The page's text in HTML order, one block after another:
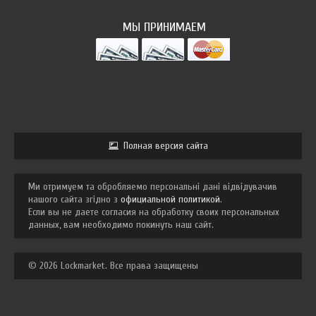
МЫ ПРИНИМАЕМ
Полная версия сайта
Ми отримуем та обробляемо персональні дані відвідувачив
нашого сайта згідно з официальной политикой.
Если вы не даете согласия на обработку своих персональных
данных, вам необходимо покинуть наш сайт.
© 2026 Lockmarket. Все права защищены